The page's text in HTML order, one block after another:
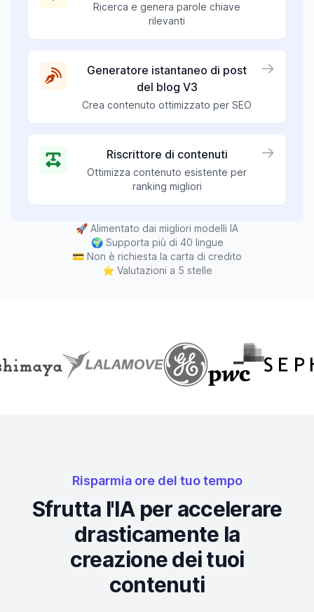
Ricerca e genera parole chiave
rilevanti
Generatore istantaneo di post
del blog V3
Crea contenuto ottimizzato per SEO
Riscrittore di contenuti
Ottimizza contenuto esistente per
ranking migliori
🚀 Alimentato dai migliori modelli IA
🌍 Supporta più di 40 lingue
💳 Non è richiesta la carta di credito
⭐ Valutazioni a 5 stelle
Risparmia ore del tuo tempo
Sfrutta l'IA per accelerare
drasticamente la
creazione dei tuoi
contenuti